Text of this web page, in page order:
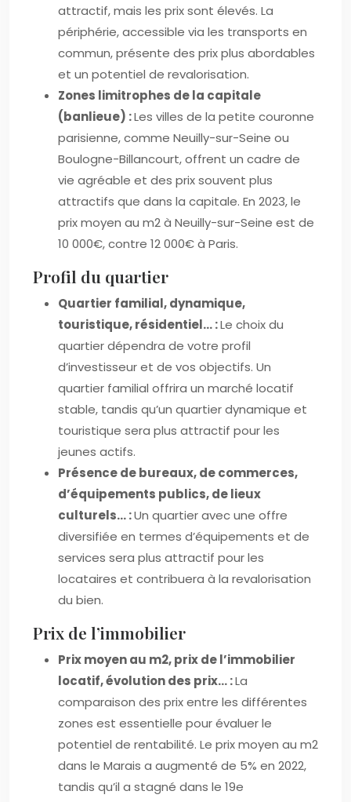
attractif, mais les prix sont élevés. La
périphérie, accessible via les transports en
commun, présente des prix plus abordables
et un potentiel de revalorisation.
Zones limitrophes de la capitale
(banlieue) :Les villes de la petite couronne
parisienne, comme Neuilly-sur-Seine ou
Boulogne-Billancourt, offrent un cadre de
vie agréable et des prix souvent plus
attractifs que dans la capitale. En 2023, le
prix moyen au m2 à Neuilly-sur-Seine est de
10 000€, contre 12 000€ à Paris.
Profil du quartier
Quartier familial, dynamique,
touristique, résidentiel… :Le choix du
quartier dépendra de votre profil
d’investisseur et de vos objectifs. Un
quartier familial offrira un marché locatif
stable, tandis qu’un quartier dynamique et
touristique sera plus attractif pour les
jeunes actifs.
Présence de bureaux, de commerces,
d’équipements publics, de lieux
culturels… :Un quartier avec une offre
diversifiée en termes d’équipements et de
services sera plus attractif pour les
locataires et contribuera à la revalorisation
du bien.
Prix de l’immobilier
Prix moyen au m2, prix de l’immobilier
locatif, évolution des prix… :La
comparaison des prix entre les différentes
zones est essentielle pour évaluer le
potentiel de rentabilité. Le prix moyen au m2
dans le Marais a augmenté de 5% en 2022,
tandis qu’il a stagné dans le 19e